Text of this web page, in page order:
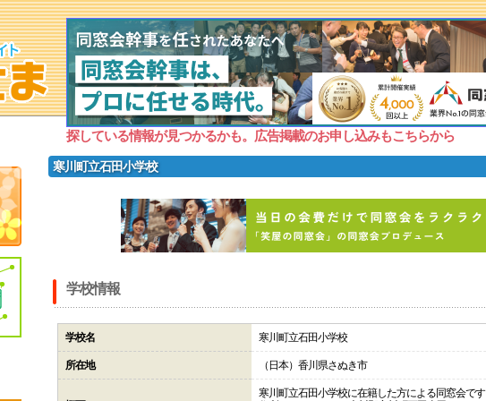
探している情報が見つかるかも。広告掲載のお申し込みもこちらから
寒川町立石田小学校
学校情報
学校名 寒川町立石田小学校
所在地 （日本）香川県さぬき市
寒川町立石田小学校に在籍した方による同窓会です